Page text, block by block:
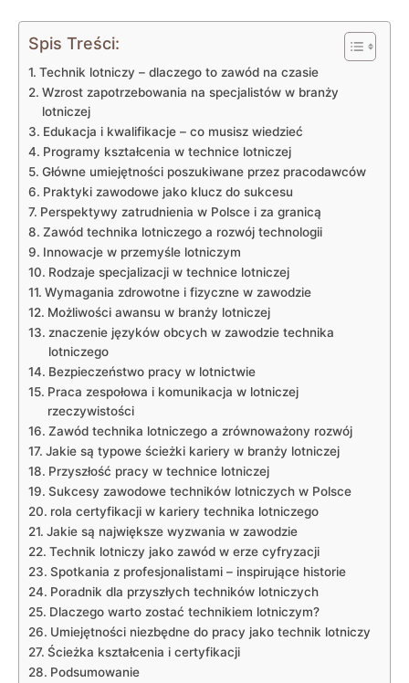
Spis Treści:
Technik lotniczy – dlaczego to zawód na czasie
Wzrost zapotrzebowania na specjalistów w branży
lotniczej
Edukacja i kwalifikacje – co musisz wiedzieć
Programy kształcenia w technice lotniczej
Główne umiejętności poszukiwane przez pracodawców
Praktyki zawodowe jako klucz do sukcesu
Perspektywy zatrudnienia w Polsce i za granicą
Zawód technika lotniczego a rozwój technologii
Innowacje w przemyśle lotniczym
Rodzaje specjalizacji w technice lotniczej
Wymagania zdrowotne i fizyczne w zawodzie
Możliwości awansu w branży lotniczej
znaczenie języków obcych w zawodzie technika
lotniczego
Bezpieczeństwo pracy w lotnictwie
Praca zespołowa i komunikacja w lotniczej
rzeczywistości
Zawód technika lotniczego a zrównoważony rozwój
Jakie są typowe ścieżki kariery w branży lotniczej
Przyszłość pracy w technice lotniczej
Sukcesy zawodowe techników lotniczych w Polsce
rola certyfikacji w kariery technika lotniczego
Jakie są największe wyzwania w zawodzie
Technik lotniczy jako zawód w erze cyfryzacji
Spotkania z profesjonalistami – inspirujące historie
Poradnik dla przyszłych techników lotniczych
Dlaczego warto zostać technikiem lotniczym?
Umiejętności niezbędne do pracy jako technik lotniczy
Ścieżka kształcenia i certyfikacji
Podsumowanie